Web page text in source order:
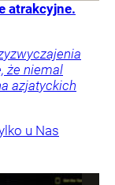
atrakcyjne.
że niemal
azjatyckich
u Nas